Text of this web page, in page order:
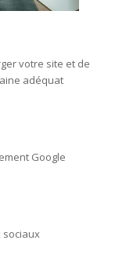
votre site et de
adéquat
Google
sociaux